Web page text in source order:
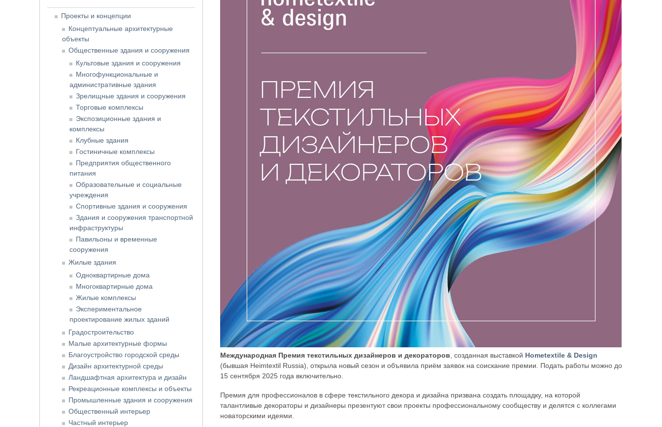
Международная Премия текстильных дизайнеров и декораторов , созданная выставкой Hometextile & Design
(бывшая Heimtextil Russia), открыла новый сезон и объявила приём заявок на соискание премии. Подать работы можно до
15 сентября 2025 года включительно.
Премия для профессионалов в сфере текстильного декора и дизайна призвана создать площадку, на которой
талантливые декораторы и дизайнеры презентуют свои проекты профессиональному сообществу и делятся с коллегами
новаторскими идеями.
Проекты и концепции
Концептуальные архитектурные
объекты
Общественные здания и сооружения
Культовые здания и сооружения
Многофункциональные и
административные здания
Зрелищные здания и сооружения
Торговые комплексы
Экспозиционные здания и
комплексы
Клубные здания
Гостиничные комплексы
Предприятия общественного
питания
Образовательные и социальные
учреждения
Спортивные здания и сооружения
Здания и сооружения транспортной
инфраструктуры
Павильоны и временные
сооружения
Жилые здания
Одноквартирные дома
Многоквартирные дома
Жилые комплексы
Экспериментальное
проектирование жилых зданий
Градостроительство
Малые архитектурные формы
Благоустройство городской среды
Дизайн архитектурной среды
Ландшафтная архитектура и дизайн
Рекреационные комплексы и объекты
Промышленные здания и сооружения
Общественный интерьер
Частный интерьер